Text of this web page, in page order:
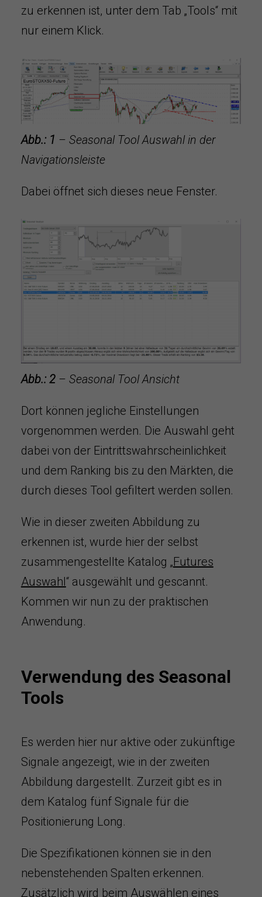
zu erkennen ist, unter dem Tab „Tools“ mit
nur einem Klick.
Abb.: 1 – Seasonal Tool Auswahl in der
Navigationsleiste
Dabei öffnet sich dieses neue Fenster.
Abb.: 2– Seasonal Tool Ansicht
Dort können jegliche Einstellungen
vorgenommen werden. Die Auswahl geht
dabei von der Eintrittswahrscheinlichkeit
und dem Ranking bis zu den Märkten, die
durch dieses Tool gefiltert werden sollen.
Wie in dieser zweiten Abbildung zu
erkennen ist, wurde hier der selbst
zusammengestellte Katalog „Futures
Auswahl“ ausgewählt und gescannt.
Kommen wir nun zu der praktischen
Anwendung.
Verwendung des Seasonal
Tools
Es werden hier nur aktive oder zukünftige
Signale angezeigt, wie in der zweiten
Abbildung dargestellt. Zurzeit gibt es in
dem Katalog fünf Signale für die
Positionierung Long.
Die Spezifikationen können sie in den
nebenstehenden Spalten erkennen.
Zusätzlich wird beim Auswählen eines